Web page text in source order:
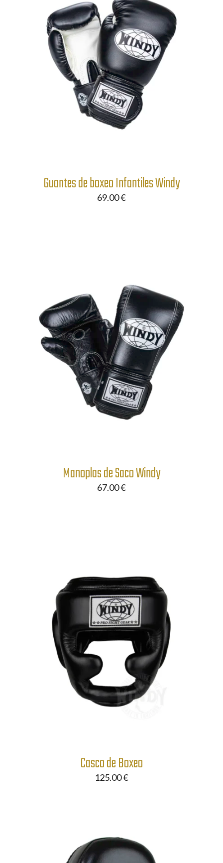
Guantes de boxeo Infantiles Windy
69.00€
Manoplas de Saco Windy
67.00€
Casco de Boxeo
125.00€